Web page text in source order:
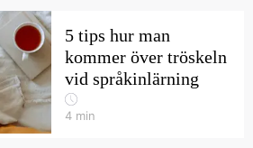
5 tips hur man
kommer över tröskeln
vid språkinlärning
4 min